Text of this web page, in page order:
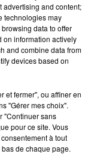
advertising and content;
technologies may
data to offer
on information actively
and combine data from
devices based on
et fermer", ou affiner en
"Gérer mes choix".
"Continuer sans
pour ce site. Vous
à tout
de chaque page.